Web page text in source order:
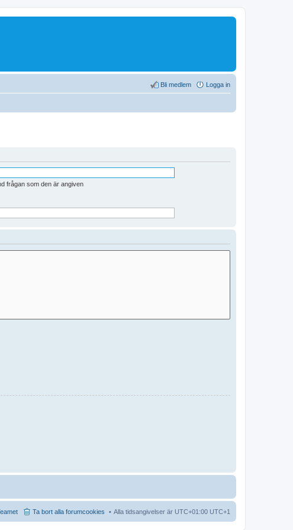
Logga in
Bli medlem
frågan som den är angiven
Alla tidsangivelser är UTC+01:00 UTC+1
Ta bort alla forumcookies